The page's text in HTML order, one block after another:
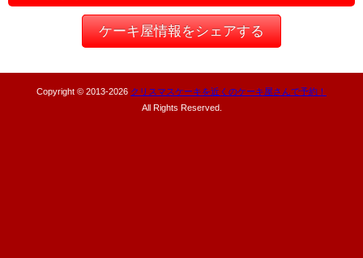
ケーキ屋情報をシェアする
Copyright © 2013-2026 クリスマスケーキを近くのケーキ屋さんで予約！
All Rights Reserved.